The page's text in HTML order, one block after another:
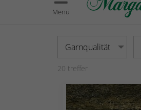
Menü
Garnqualität
20 treffer